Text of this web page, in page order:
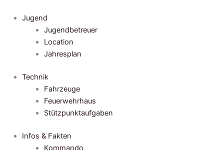
Jugend
Jugendbetreuer
Location
Jahresplan
Technik
Fahrzeuge
Feuerwehrhaus
Stützpunktaufgaben
Infos & Fakten
Kommando